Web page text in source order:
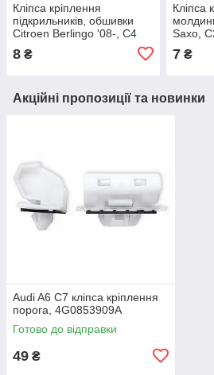
Кліпса кріплення
підкрильників, обшивки
Citroen Berlingo '08-, C4
Partner ОЕМ:712731
8 ₴
Кліпса
Saxo,
Xantia
Fiat
7₴
Акційні пропозиції та новинки
Audi A6 C7 кліпса кріплення
порога, 4G0853909A
Готово до відправки
49 ₴